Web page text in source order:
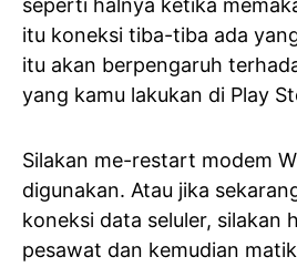
seperti halnya ketika
itu koneksi tiba-tiba ada
itu akan berpengaruh
yang kamu lakukan di Play
Silakan me-restart modem
digunakan. Atau jika
koneksi data seluler, silakan
pesawat dan kemudian